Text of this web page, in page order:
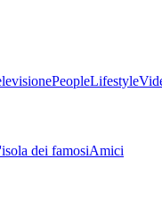
PeopleLifestyle
dei famosiAmici